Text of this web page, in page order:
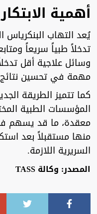
أهمية
يُعد التهاب البنكرياس
تدخلاً طبياً سريعاً
وسائل علاجية أقل
مهمة في تحسين نتائج
كما تتميز الطريقة
المؤسسات الطبية
معقدة، ما قد يسهم
منها مستقبلاً بعد
السريرية اللازمة.
المصدر: وكالة TASS